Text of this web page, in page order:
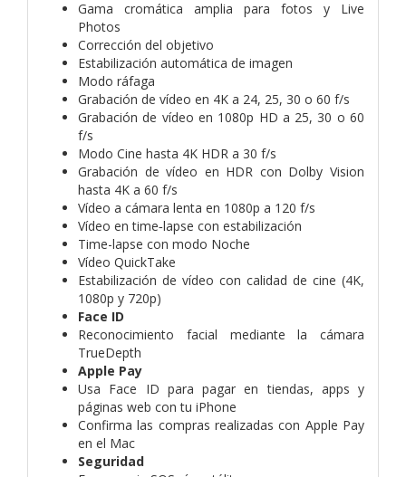
Gama cromática amplia para fotos y Live
Photos
Corrección del objetivo
Estabilización automática de imagen
Modo ráfaga
Grabación de vídeo en 4K a 24, 25, 30 o 60 f/s
Grabación de vídeo en 1080p HD a 25, 30 o 60
f/s
Modo Cine hasta 4K HDR a 30 f/s
Grabación de vídeo en HDR con Dolby Vision
hasta 4K a 60 f/s
Vídeo a cámara lenta en 1080p a 120 f/s
Vídeo en time‑lapse con estabili­zación
Time-lapse con modo Noche
Vídeo QuickTake
Estabilización de vídeo con calidad de cine (4K,
1080p y 720p)
Face ID
Reconoci­miento facial mediante la cámara
TrueDepth
Apple Pay
Usa Face ID para pagar en tiendas, apps y
páginas web con tu iPhone
Confirma las compras realizadas con Apple Pay
en el Mac
Seguridad